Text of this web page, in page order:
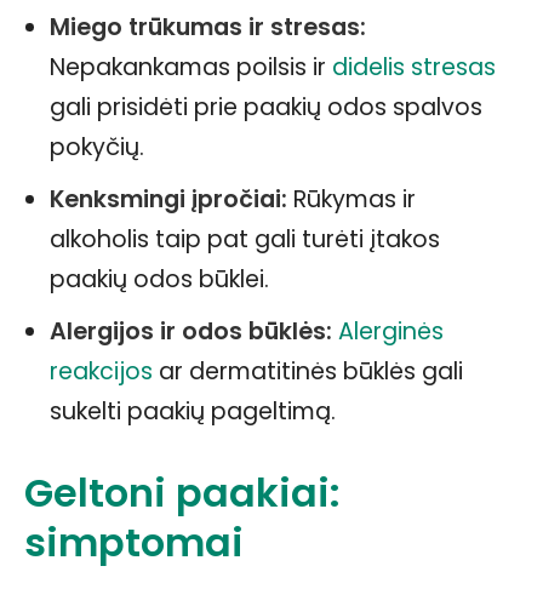
Miego trūkumas ir stresas:
Nepakankamas poilsis ir didelis stresas
gali prisidėti prie paakių odos spalvos
pokyčių.
Kenksmingi įpročiai: Rūkymas ir
alkoholis taip pat gali turėti įtakos
paakių odos būklei.
Alergijos ir odos būklės: Alerginės
reakcijos ar dermatitinės būklės gali
sukelti paakių pageltimą.
Geltoni paakiai:
simptomai